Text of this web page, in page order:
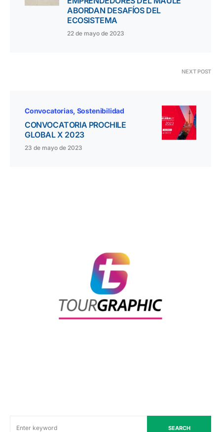
ABORDAN DESAFÍOS DEL
ECOSISTEMA
22 de mayo de 2023
NEXT POST
Convocatorias Sostenibilidad
CONVOCATORIA PROCHILE
GLOBAL X 2023
23 de mayo de 2023
SEARCH